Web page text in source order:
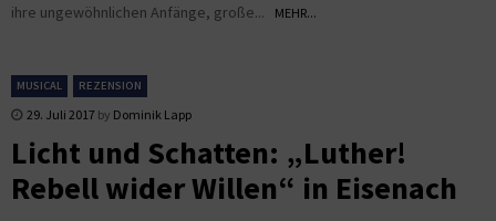
ihre ungewöhnlichen Anfänge, große...
MEHR...
MUSICAL REZENSION
29. Juli 2017 by Dominik Lapp
Licht und Schatten: „Luther!
Rebell wider Willen“ in Eisenach